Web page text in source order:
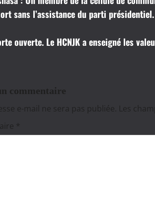
sans l’assistance du parti présidentiel.
ouverte. Le HCNJK a enseigné les
commentaire
e-mail ne sera pas publiée. Les
*